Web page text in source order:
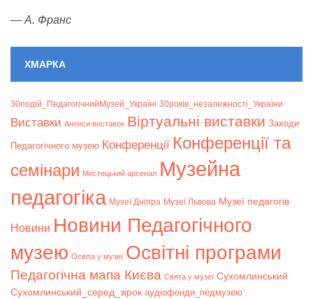
— А. Франс
ХМАРКА
30подій_ПедагогічнийМузей_Україні 30років_незалежності_України
Bиставки Анонси виставок Віртуальні виставки Заходи
Педагогічного музею Конференції Конференції та
семінари Мистецький арсенал Музейна
педагогіка Музеї Дніпра Музеї Львова Музеї педагогів
Новини Новини Педагогічного
музею Освіта у музеї Освітні програми
Педагогічна мапа Києва Свята у музеї Сухомлинський
Сухомлинський_серед_зірок аудіофонди_педмузею